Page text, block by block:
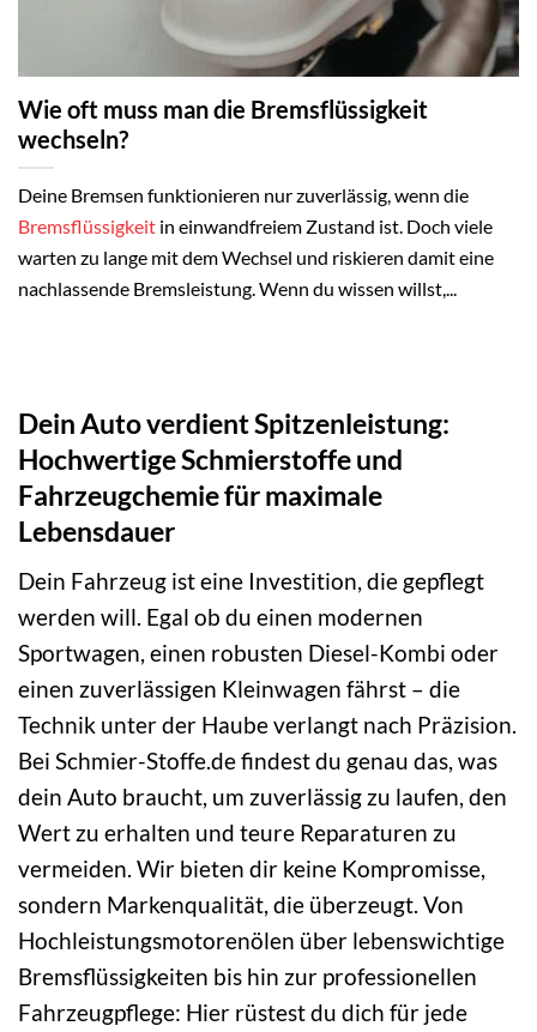
Wie oft muss man die Bremsflüssigkeit
wechseln?
Deine Bremsen funktionieren nur zuverlässig, wenn die
Bremsflüssigkeit in einwandfreiem Zustand ist. Doch viele
warten zu lange mit dem Wechsel und riskieren damit eine
nachlassende Bremsleistung. Wenn du wissen willst,...
Dein Auto verdient Spitzenleistung:
Hochwertige Schmierstoffe und
Fahrzeugchemie für maximale
Lebensdauer
Dein Fahrzeug ist eine Investition, die gepflegt
werden will. Egal ob du einen modernen
Sportwagen, einen robusten Diesel-Kombi oder
einen zuverlässigen Kleinwagen fährst – die
Technik unter der Haube verlangt nach Präzision.
Bei Schmier-Stoffe.de findest du genau das, was
dein Auto braucht, um zuverlässig zu laufen, den
Wert zu erhalten und teure Reparaturen zu
vermeiden. Wir bieten dir keine Kompromisse,
sondern Markenqualität, die überzeugt. Von
Hochleistungsmotorenölen über lebenswichtige
Bremsflüssigkeiten bis hin zur professionellen
Fahrzeugpflege: Hier rüstest du dich für jede